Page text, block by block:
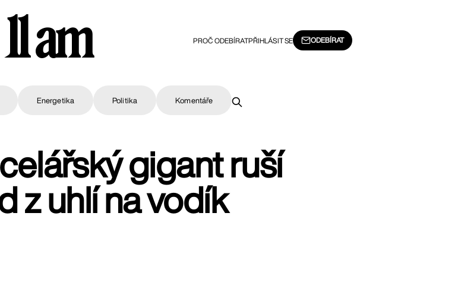
11 am PROČ ODEBÍRATPŘIHLÁSIT SE ODEBÍRAT
Energetika Politika Komentáře
gigant ruší
z uhlí na vodík